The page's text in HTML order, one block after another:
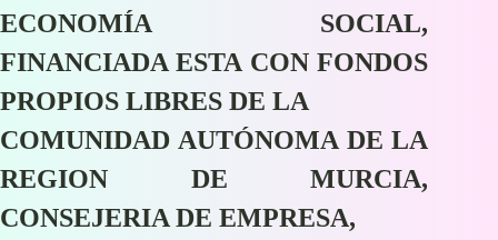
ECONOMÍA SOCIAL,
FINANCIADA ESTA CON FONDOS
PROPIOS LIBRES DE LA
COMUNIDAD AUTÓNOMA DE LA
REGION DE MURCIA,
CONSEJERIA DE EMPRESA,